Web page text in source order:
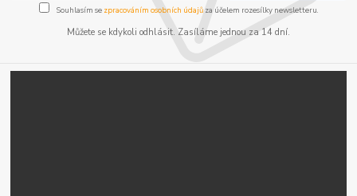
Souhlasím se zpracováním osobních údajůza účelem rozesílky newsletteru.
Můžete se kdykoli odhlásit. Zasíláme jednou za 14 dní.